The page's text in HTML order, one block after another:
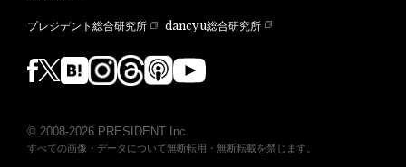
プレジデント総合研究所 dancyu総合研究所
© 2008-2026 PRESIDENT Inc.
すべての画像・データについて無断転用・無断転載を禁じます。